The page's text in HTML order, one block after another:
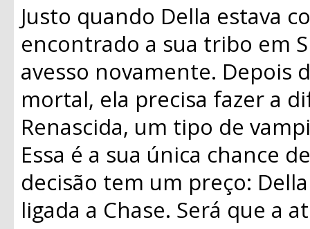
Justo quando Della estava
encontrado a sua tribo em
avesso novamente. Depois
mortal, ela precisa fazer a
Renascida, um tipo de
Essa é a sua única chance
decisão tem um preço:
ligada a Chase. Será que a